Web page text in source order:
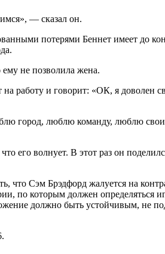
— сказал он.
потерями Беннет имеет до
ему не позволила жена.
работу и говорит: «ОК, я доволен
город, люблю команду, люблю
его волнует. В этот раз он
Сэм Брэдфорд жалуется на
по которым должен
должно быть устойчивым, не